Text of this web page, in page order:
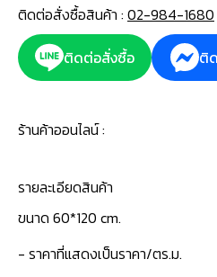
ติดต่อสั่งซื้อสินค้า : 02-984-1680
ติดต่อสั่งซื้อ
ติ
ร้านค้าออนไลน์ :
รายละเอียดสินค้า
ขนาด 60*120 cm.
- ราคาที่แสดงเป็นราคา/ตร.ม.